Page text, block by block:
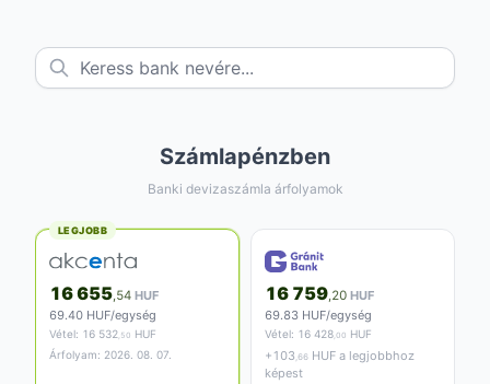
Számlapénzben
Banki devizaszámla árfolyamok
LEGJOBB
16 655 ,54 HUF
69.40 HUF/egység
Vétel: 16 532 ,50 HUF
Árfolyam: 2026. 08. 07.
16 759 ,20 HUF
69.83 HUF/egység
Vétel: 16 428 ,00 HUF
+103 ,66 HUF a legjobbhoz
képest